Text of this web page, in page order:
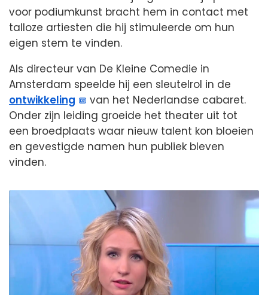
voor podiumkunst bracht hem in contact met
talloze artiesten die hij stimuleerde om hun
eigen stem te vinden.
Als directeur van De Kleine Comedie in
Amsterdam speelde hij een sleutelrol in de
ontwikkeling
van het Nederlandse cabaret.
Onder zijn leiding groeide het theater uit tot
een broedplaats waar nieuw talent kon bloeien
en gevestigde namen hun publiek bleven
vinden.